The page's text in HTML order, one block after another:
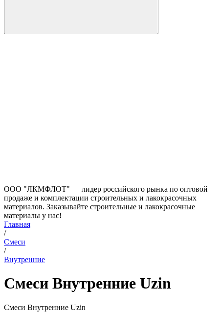
ООО "ЛКМФЛОТ" — лидер российского рынка по оптовой
продаже и комплектации строительных и лакокрасочных
материалов. Заказывайте строительные и лакокрасочные
материалы у нас!
Главная
/
Смеси
/
Внутренние
Смеси Внутренние Uzin
Смеси Внутренние Uzin